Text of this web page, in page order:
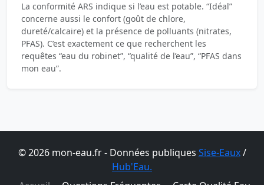
La conformité ARS indique si l’eau est potable. “Idéal”
concerne aussi le confort (goût de chlore,
dureté/calcaire) et la présence de polluants (nitrates,
PFAS). C’est exactement ce que recherchent les
requêtes “eau du robinet”, “qualité de l’eau”, “PFAS dans
mon eau”.
© 2026 mon-eau.fr - Données publiques Sise-Eaux/
Hub'Eau.